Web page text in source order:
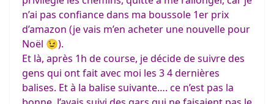
n’ai pas confiance dans ma boussole 1er prix
d’amazon (je vais m’en acheter une nouvelle pour
Noël 😉).
Et là, après 1h de course, je décide de suivre des
gens qui ont fait avec moi les 3 4 dernières
balises. Et à la balise suivante…. ce n’est pas la